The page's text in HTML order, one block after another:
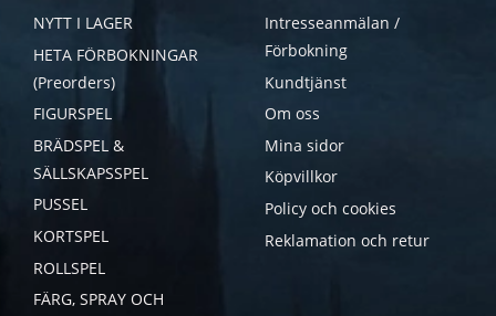
NYTT I LAGER
HETA FÖRBOKNINGAR
(Preorders)
FIGURSPEL
BRÄDSPEL &
SÄLLSKAPSSPEL
PUSSEL
KORTSPEL
ROLLSPEL
FÄRG, SPRAY OCH
Intresseanmälan /
Förbokning
Kundtjänst
Om oss
Mina sidor
Köpvillkor
Policy och cookies
Reklamation och retur